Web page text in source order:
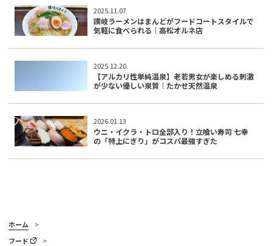
2025.11.07
讃岐ラーメンはまんどがフードコートスタイルで
気軽に食べられる｜高松オルネ店
2025.12.20
【アルカリ性単純温泉】老若男女が楽しめる刺激
が少ない優しい泉質｜たかせ天然温泉
2026.01.13
ウニ・イクラ・トロ全部入り！立喰い寿司 七幸
の「特上にぎり」がコスパ最強すぎた
ホーム
フード